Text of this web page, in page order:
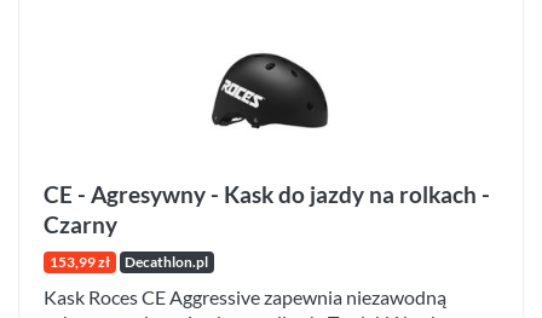
CE - Agresywny - Kask do jazdy na rolkach -
Czarny
153,99 zł Decathlon.pl
Kask Roces CE Aggressive zapewnia niezawodną